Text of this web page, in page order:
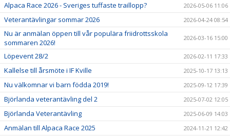
Alpaca Race 2026 - Sveriges tuffaste traillopp? 2026-05-06 11:06
Veterantävlingar sommar 2026 2026-04-24 08:54
Nu är anmälan öppen till vår populära friidrottsskola
sommaren 2026!
2026-03-16 15:00
Löpevent 28/2 2026-02-11 17:33
Kallelse till årsmöte i IF Kville 2025-10-17 13:13
Nu välkomnar vi barn födda 2019! 2025-09-12 17:39
Björlanda veterantävling del 2 2025-07-02 12:05
Björlanda Veterantävling 2025-06-09 14:03
Anmälan till Alpaca Race 2025 2024-11-21 12:42